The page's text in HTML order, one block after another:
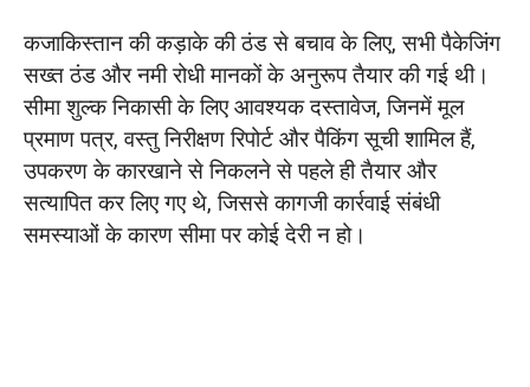
कजाकिस्तान की कड़ाके की ठंड से बचाव के लिए, सभी पैकेजिंग
सख्त ठंड और नमी रोधी मानकों के अनुरूप तैयार की गई थी।
सीमा शुल्क निकासी के लिए आवश्यक दस्तावेज, जिनमें मूल
प्रमाण पत्र, वस्तु निरीक्षण रिपोर्ट और पैकिंग सूची शामिल हैं,
उपकरण के कारखाने से निकलने से पहले ही तैयार और
सत्यापित कर लिए गए थे, जिससे कागजी कार्रवाई संबंधी
समस्याओं के कारण सीमा पर कोई देरी न हो।